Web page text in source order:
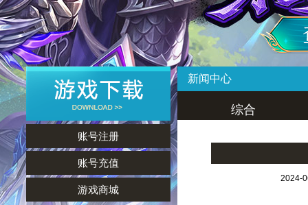
账号注册
账号充值
游戏商城
新闻中心
综合
2024-